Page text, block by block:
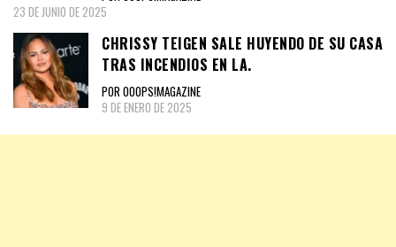
23 DE JUNIO DE 2025
CHRISSY TEIGEN SALE HUYENDO DE SU CASA
TRAS INCENDIOS EN LA.
POR OOOPS!MAGAZINE
9 DE ENERO DE 2025